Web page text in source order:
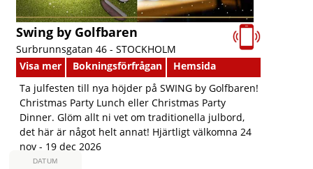
Swing by Golfbaren
Surbrunnsgatan 46 - STOCKHOLM
Visa mer
Bokningsförfrågan
Hemsida
Ta julfesten till nya höjder på SWING by Golfbaren!
Christmas Party Lunch eller Christmas Party
Dinner. Glöm allt ni vet om traditionella julbord,
det här är något helt annat! Hjärtligt välkomna 24
nov - 19 dec 2026
DATUM